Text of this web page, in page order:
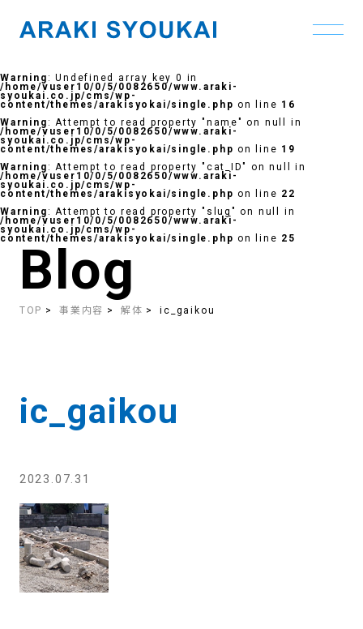
to
the
content
Warning : Undefined array key 0 in
/home/vuser10/0/5/0082650/www.araki-
syoukai.co.jp/cms/wp-
content/themes/arakisyokai/single.php on line 16
Warning : Attempt to read property "name" on null in
/home/vuser10/0/5/0082650/www.araki-
syoukai.co.jp/cms/wp-
content/themes/arakisyokai/single.php on line 19
Warning : Attempt to read property "cat_ID" on null in
/home/vuser10/0/5/0082650/www.araki-
syoukai.co.jp/cms/wp-
content/themes/arakisyokai/single.php on line 22
Warning : Attempt to read property "slug" on null in
/home/vuser10/0/5/0082650/www.araki-
syoukai.co.jp/cms/wp-
content/themes/arakisyokai/single.php on line 25
Blog
TOP 事業内容 解体 ic_gaikou
ic_gaikou
2023.07.31